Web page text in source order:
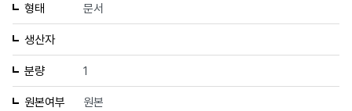
형태 문서
생산자
분량 1
원본여부 원본